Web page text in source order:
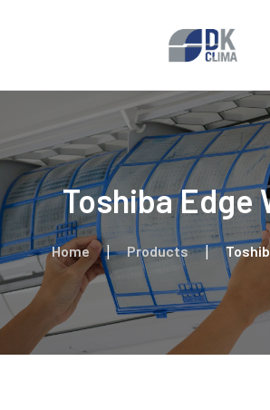
Toshiba Edge
Home Products